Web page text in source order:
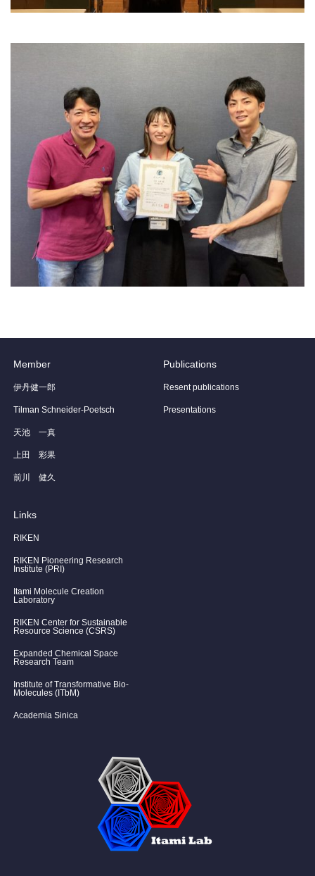
Member
伊丹健一郎
Tilman Schneider-Poetsch
天池 一真
上田 彩果
前川 健久
Publications
Resent publications
Presentations
Links
RIKEN
RIKEN Pioneering Research
Institute (PRI)
Itami Molecule Creation
Laboratory
RIKEN Center for Sustainable
Resource Science (CSRS)
Expanded Chemical Space
Research Team
Institute of Transformative Bio-
Molecules (ITbM)
Academia Sinica